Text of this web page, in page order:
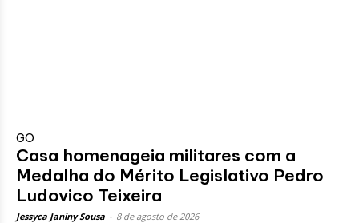
GO
Casa homenageia militares com a
Medalha do Mérito Legislativo Pedro
Ludovico Teixeira
Jessyca Janiny Sousa 8 de agosto de 2026